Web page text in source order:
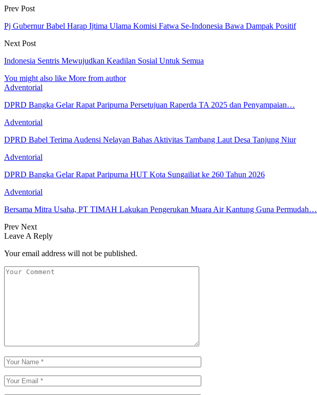
Prev Post
Pj Gubernur Babel Harap Ijtima Ulama Komisi Fatwa Se-Indonesia Bawa Dampak Positif
Next Post
Indonesia Sentris Mewujudkan Keadilan Sosial Untuk Semua
You might also like More from author
Adventorial
DPRD Bangka Gelar Rapat Paripurna Persetujuan Raperda TA 2025 dan Penyampaian…
Adventorial
DPRD Babel Terima Audensi Nelayan Bahas Aktivitas Tambang Laut Desa Tanjung Niur
Adventorial
DPRD Bangka Gelar Rapat Paripurna HUT Kota Sungailiat ke 260 Tahun 2026
Adventorial
Bersama Mitra Usaha, PT TIMAH Lakukan Pengerukan Muara Air Kantung Guna Permudah…
Prev Next
Leave A Reply
Your email address will not be published.